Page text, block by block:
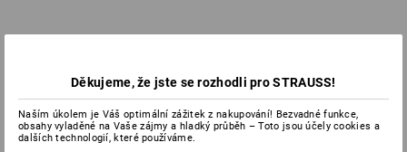
Děkujeme, že jste se rozhodli pro STRAUSS!
Naším úkolem je Váš optimální zážitek z nakupování! Bezvadné funkce,
obsahy vyladěné na Vaše zájmy a hladký průběh – Toto jsou účely cookies a
dalších technologií, které používáme.